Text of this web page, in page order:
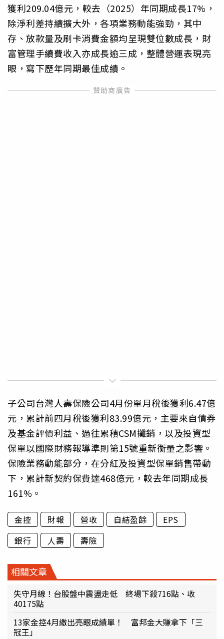
獲利209.04億元，較去（2025）年同期成長17%，
除淨利差持續擴大外，各項業務動能強勁，其中
存、放款量及刷卡消費金額均呈現雙位數成長，財
富管理手續費收入亦成長逾三成，整體營運表現亮
眼，寫下歷年同期最佳成績。
子公司台灣人壽保險公司4月份單月稅後獲利6.47億
元，累計前四月稅後獲利83.99億元，主要來自債券
及基金評價利益、過往累積CSM攤銷，以及投資型
保單以國際財務報導準則第15號重新衡量之影響。
保險業務動能部分，在分紅及投資型保單銷售帶動
下，累計新契約保費達468億元，較去年同期成長
161%。
金控 財報 營收 自結盈餘
EPS
銀行
人壽 壽險
相關文章
失守月線！台股盤中震盪走低 終場下殺716點、收
40175點
13家金控4月繳出亮眼成績單！ 富邦金大賺拿下「三
冠王」